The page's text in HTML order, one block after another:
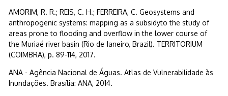
AMORIM, R. R.; REIS, C. H.; FERREIRA, C. Geosystems and
anthropogenic systems: mapping as a subsidyto the study of
areas prone to flooding and overflow in the lower course of
the Muriaé river basin (Rio de Janeiro, Brazil). TERRITORIUM
(COIMBRA), p. 89-114, 2017.
ANA - Agência Nacional de Águas. Atlas de Vulnerabilidade às
Inundações. Brasília: ANA, 2014.